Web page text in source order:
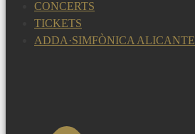
CONCERTS
TICKETS
ADDA·SIMFÒNICA ALICANTE